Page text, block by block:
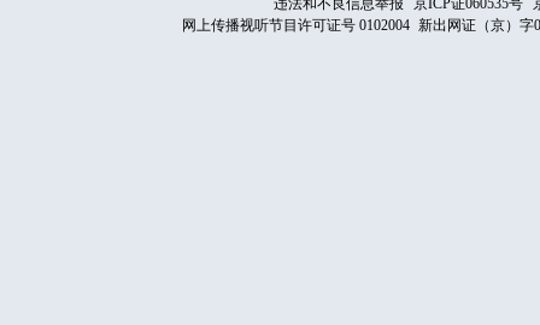
违法和不良信息举报
京ICP证060535号
网上传播视听节目许可证号 0102004 新出网证（京）